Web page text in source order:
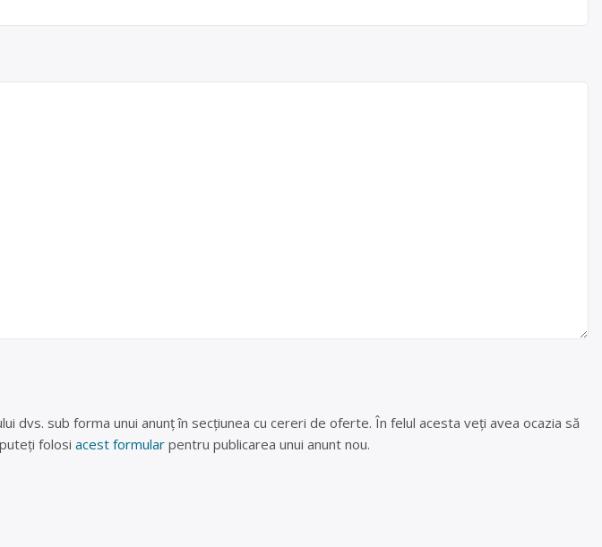
dvs. sub forma unui anunț în secțiunea cu cereri de oferte. În felul acesta veți avea ocazia să
folosi acest formular pentru publicarea unui anunt nou.